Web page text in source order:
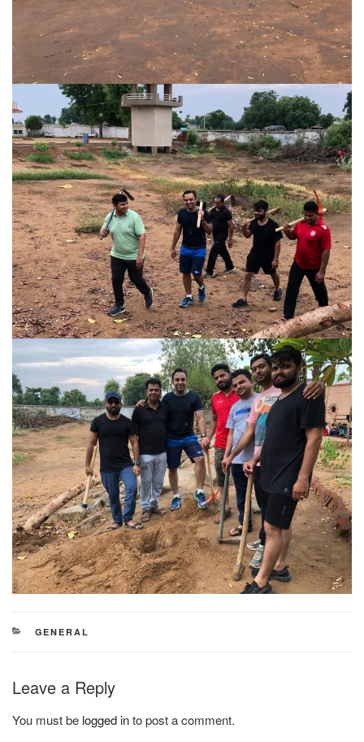
CATEGORIES
GENERAL
Leave a Reply
You must be logged into post a comment.